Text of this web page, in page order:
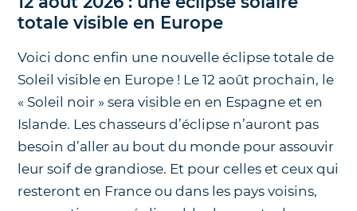
totale visible en Europe
Voici donc enfin une nouvelle éclipse totale de
Soleil visible en Europe ! Le 12 août prochain, le
« Soleil noir » sera visible en en Espagne et en
Islande. Les chasseurs d’éclipse n’auront pas
besoin d’aller au bout du monde pour assouvir
leur soif de grandiose. Et pour celles et ceux qui
resteront en France ou dans les pays voisins,